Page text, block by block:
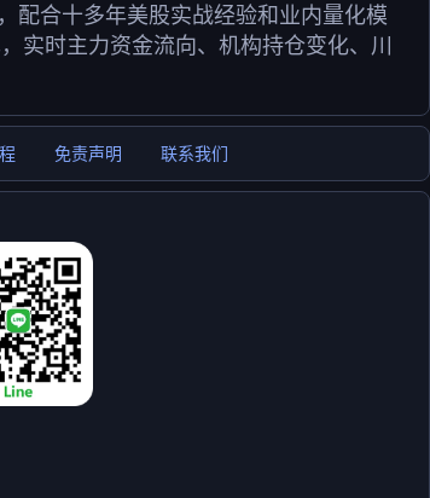
配合十多年美股实战经验和业内量化模
实时主力资金流向、机构持仓变化、川
免责声明 联系我们